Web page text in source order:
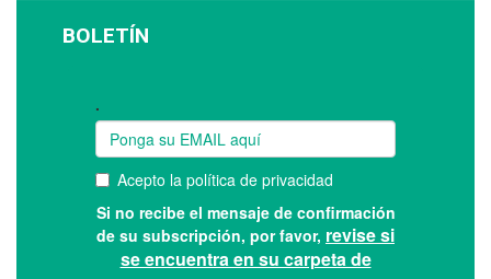
BOLETÍN